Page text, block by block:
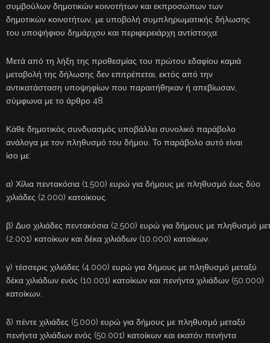
συμβούλων δημοτικών κοινοτήτων και εκπροσώπων των
δημοτικών κοινοτήτων, με υποβολή συμπληρωματικής δήλωσης
του υποψήφιου δημάρχου και περιφερειάρχη αντίστοιχα.
Μετά από τη λήξη της προθεσμίας του πρώτου εδαφίου καμιά
μεταβολή της δήλωσης δεν επιτρέπεται, εκτός από την
αντικατάσταση υποψηφίων που παραιτήθηκαν ή απεβίωσαν,
σύμφωνα με το άρθρο 48.
Κάθε δημοτικός συνδυασμός υποβάλλει συνολικό παράβολο
ανάλογα με τον πληθυσμό του δήμου. Το παράβολο αυτό είναι
ίσο με:
α) Χίλια πεντακόσια (1.500) ευρώ για δήμους με πληθυσμό έως δύο
χιλιάδες (2.000) κατοίκους.
β) Δυο χιλιάδες πεντακόσια (2.500) ευρώ για δήμους με πληθυσμό
(2.001) κατοίκων και δέκα χιλιάδων (10.000) κατοίκων.
γ) τέσσερις χιλιάδες (4.000) ευρώ για δήμους με πληθυσμό μεταξύ
δέκα χιλιάδων ενός (10.001) κατοίκων και πενήντα χιλιάδων (50.000)
κατοίκων.
δ) πέντε χιλιάδες (5.000) ευρώ για δήμους με πληθυσμό μεταξύ
πενήντα χιλιάδων ενός (50.001) κατοίκων και εκατόν πενήντα